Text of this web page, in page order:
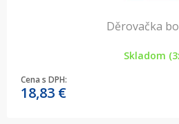
Děrovačka
Skladom
Cena s DPH:
18,83 €